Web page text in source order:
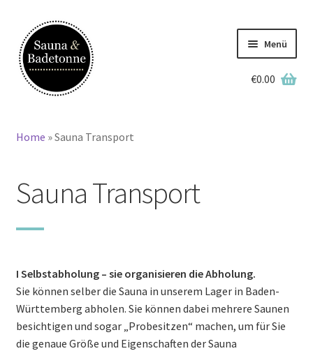
Navigation
springen
Zum
Inhalt
springen
Menü
Lagerbestand
Badetonnen
Zubehör
€0.00
Home »Sauna Transport
Sauna Transport
I Selbstabholung – sie organisieren die Abholung.
Sie können selber die Sauna in unserem Lager in Baden-
Württemberg abholen. Sie können dabei mehrere Saunen
besichtigen und sogar „Probesitzen“ machen, um für Sie
die genaue Größe und Eigenschaften der Sauna